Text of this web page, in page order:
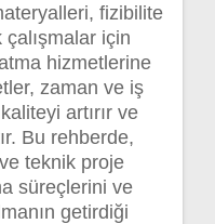
fizibilite
için
hizmetlerine
zaman ve iş
artırır ve
Bu rehberde,
teknik proje
süreçlerini ve
getirdiği